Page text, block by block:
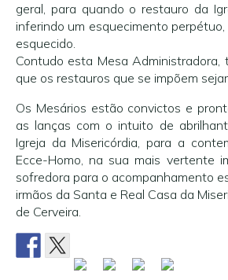
geral, para quando o restauro da
inferindo um esquecimento
esquecido.
Contudo esta Mesa
que os restauros que se impõem
Os Mesários estão convictos e
as lanças com o intuito de
Igreja da Misericórdia, para a
Ecce-Homo, na sua mais vertente
sofredora para o acompanhamento
irmãos da Santa e Real Casa da
de Cerveira.